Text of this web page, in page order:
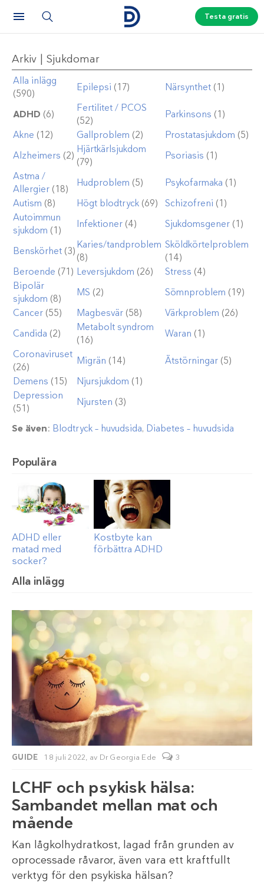
Testa gratis
Arkiv | Sjukdomar
Alla inlägg
(590)
Epilepsi (17) Närsynthet (1)
ADHD (6)
Fertilitet / PCOS
(52)
Parkinsons (1)
Akne (12) Gallproblem (2) Prostatasjukdom (5)
Alzheimers (2)
Hjärtkärlsjukdom
(79)
Psoriasis (1)
Astma /
Allergier (18)
Hudproblem (5) Psykofarmaka (1)
Autism (8) Högt blodtryck (69) Schizofreni (1)
Autoimmun
sjukdom (1)
Infektioner (4) Sjukdomsgener (1)
Benskörhet (3)
Karies/tandproblem
(8)
Sköldkörtelproblem
(14)
Beroende (71) Leversjukdom (26) Stress (4)
Bipolär
sjukdom (8)
MS (2) Sömnproblem (19)
Cancer (55) Magbesvär (58) Värkproblem (26)
Candida (2)
Metabolt syndrom
(16)
Waran (1)
Coronaviruset
(26)
Migrän (14) Ätstörningar (5)
Demens (15) Njursjukdom (1)
Depression
(51)
Njursten (3)
Se även: Blodtryck – huvudsida, Diabetes – huvudsida
Populära
ADHD eller
matad med
socker?
Kostbyte kan
förbättra ADHD
Alla inlägg
GUIDE 18 juli 2022, av Dr Georgia Ede 3
LCHF och psykisk hälsa:
Sambandet mellan mat och
mående
Kan lågkolhydratkost, lagad från grunden av
oprocessade råvaror, även vara ett kraftfullt
verktyg för den psykiska hälsan?